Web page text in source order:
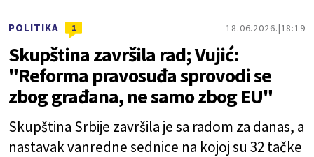
POLITIKA 1 18.06.2026. 18:19
Skupština završila rad; Vujić:
"Reforma pravosuđa sprovodi se
zbog građana, ne samo zbog EU"
Skupština Srbije završila je sa radom za danas, a
nastavak vanredne sednice na kojoj su 32 tačke